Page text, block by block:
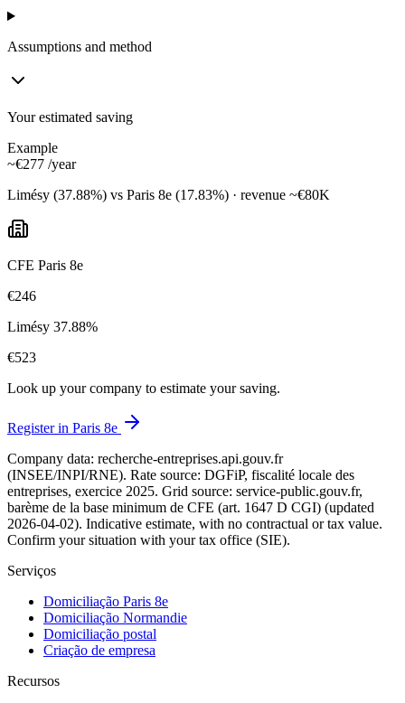
Assumptions and method
Your estimated saving
Example
~€277 /year
Limésy (37.88%) vs Paris 8e (17.83%) · revenue ~€80K
CFE Paris 8e
€246
Limésy 37.88%
€523
Look up your company to estimate your saving.
Register in Paris 8e
Company data: recherche-entreprises.api.gouv.fr
(INSEE/INPI/RNE). Rate source: DGFiP, fiscalité locale des
entreprises, exercice 2025. Grid source: service-public.gouv.fr,
barème de la base minimum de CFE (art. 1647 D CGI) (updated
2026-04-02). Indicative estimate, with no contractual or tax value.
Confirm your situation with your tax office (SIE).
Serviços
Domiciliação Paris 8e
Domiciliação Normandie
Domiciliação postal
Criação de empresa
Recursos